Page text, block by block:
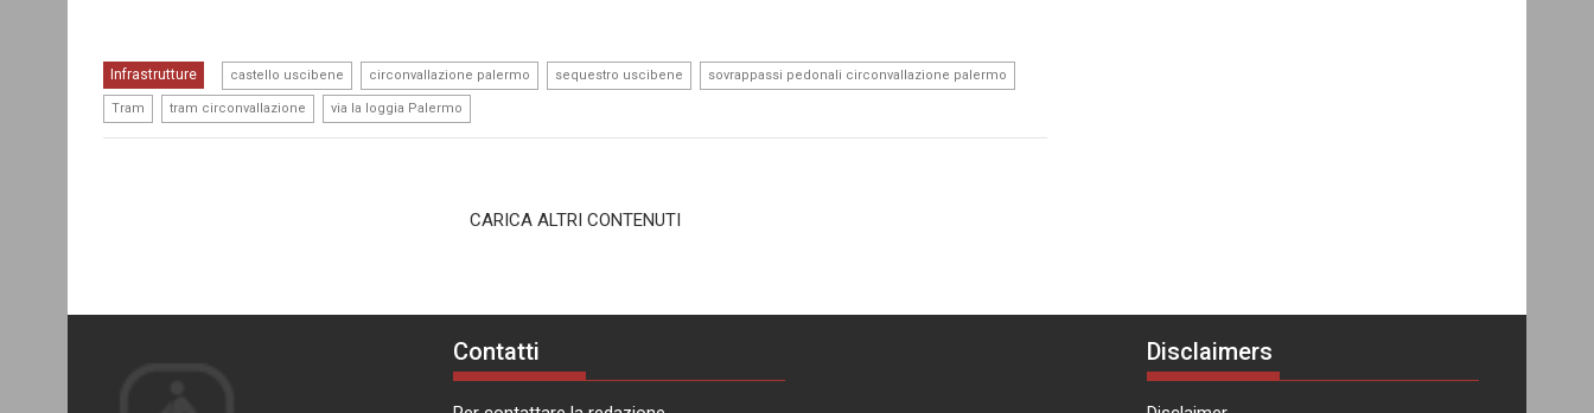
Infrastrutture castello uscibene circonvallazione palermo sequestro uscibene sovrappassi pedonali circonvallazione palermo
Tram tram circonvallazione via la loggia Palermo
CARICA ALTRI CONTENUTI
Contatti Disclaimers